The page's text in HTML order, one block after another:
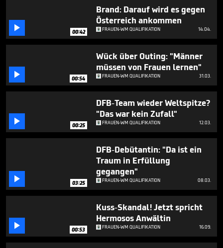
 00:42
Brand: Darauf wird es gegen
Österreich ankommen
FRAUEN-WM QUALIFIKATION 14.04.
 00:54
Wück über Outing: "Männer
müssen von Frauen lernen"
FRAUEN-WM QUALIFIKATION 31.03.
 00:25
DFB-Team wieder Weltspitze?
"Das war kein Zufall"
FRAUEN-WM QUALIFIKATION 12.03.
 03:25
DFB-Debütantin: "Da ist ein
Traum in Erfüllung
gegangen"
FRAUEN-WM QUALIFIKATION 08.03.
 00:53
Kuss-Skandal! Jetzt spricht
Hermosos Anwältin
FRAUEN-WM QUALIFIKATION 16.09.